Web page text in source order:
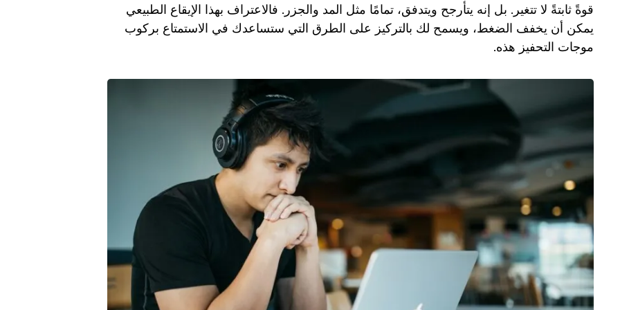
قوةً ثابتةً لا تتغير. بل إنه يتأرجح ويتدفق، تمامًا مثل المد والجزر. فالاعتراف بهذا الإيقاع الطبيعي
يمكن أن يخفف الضغط، ويسمح لك بالتركيز على الطرق التي ستساعدك في الاستمتاع بركوب
موجات التحفيز هذه.